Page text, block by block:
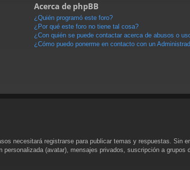
Acerca de phpBB
¿Quién programó este foro?
¿Por qué este foro no tiene tal cosa?
¿Con quién se puede contactar acerca de abusos o
¿Cómo puedo ponerme en contacto con un
necesitará registrarse para publicar temas y respuestas. Sin
(avatar), mensajes privados, suscripción a grupos